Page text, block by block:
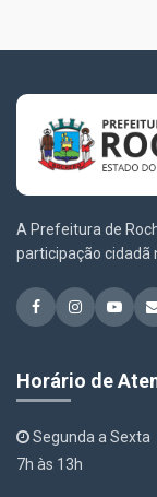
A Prefeitura de
participação cidadã
Horário de
Segunda a Sexta
7h às 13h